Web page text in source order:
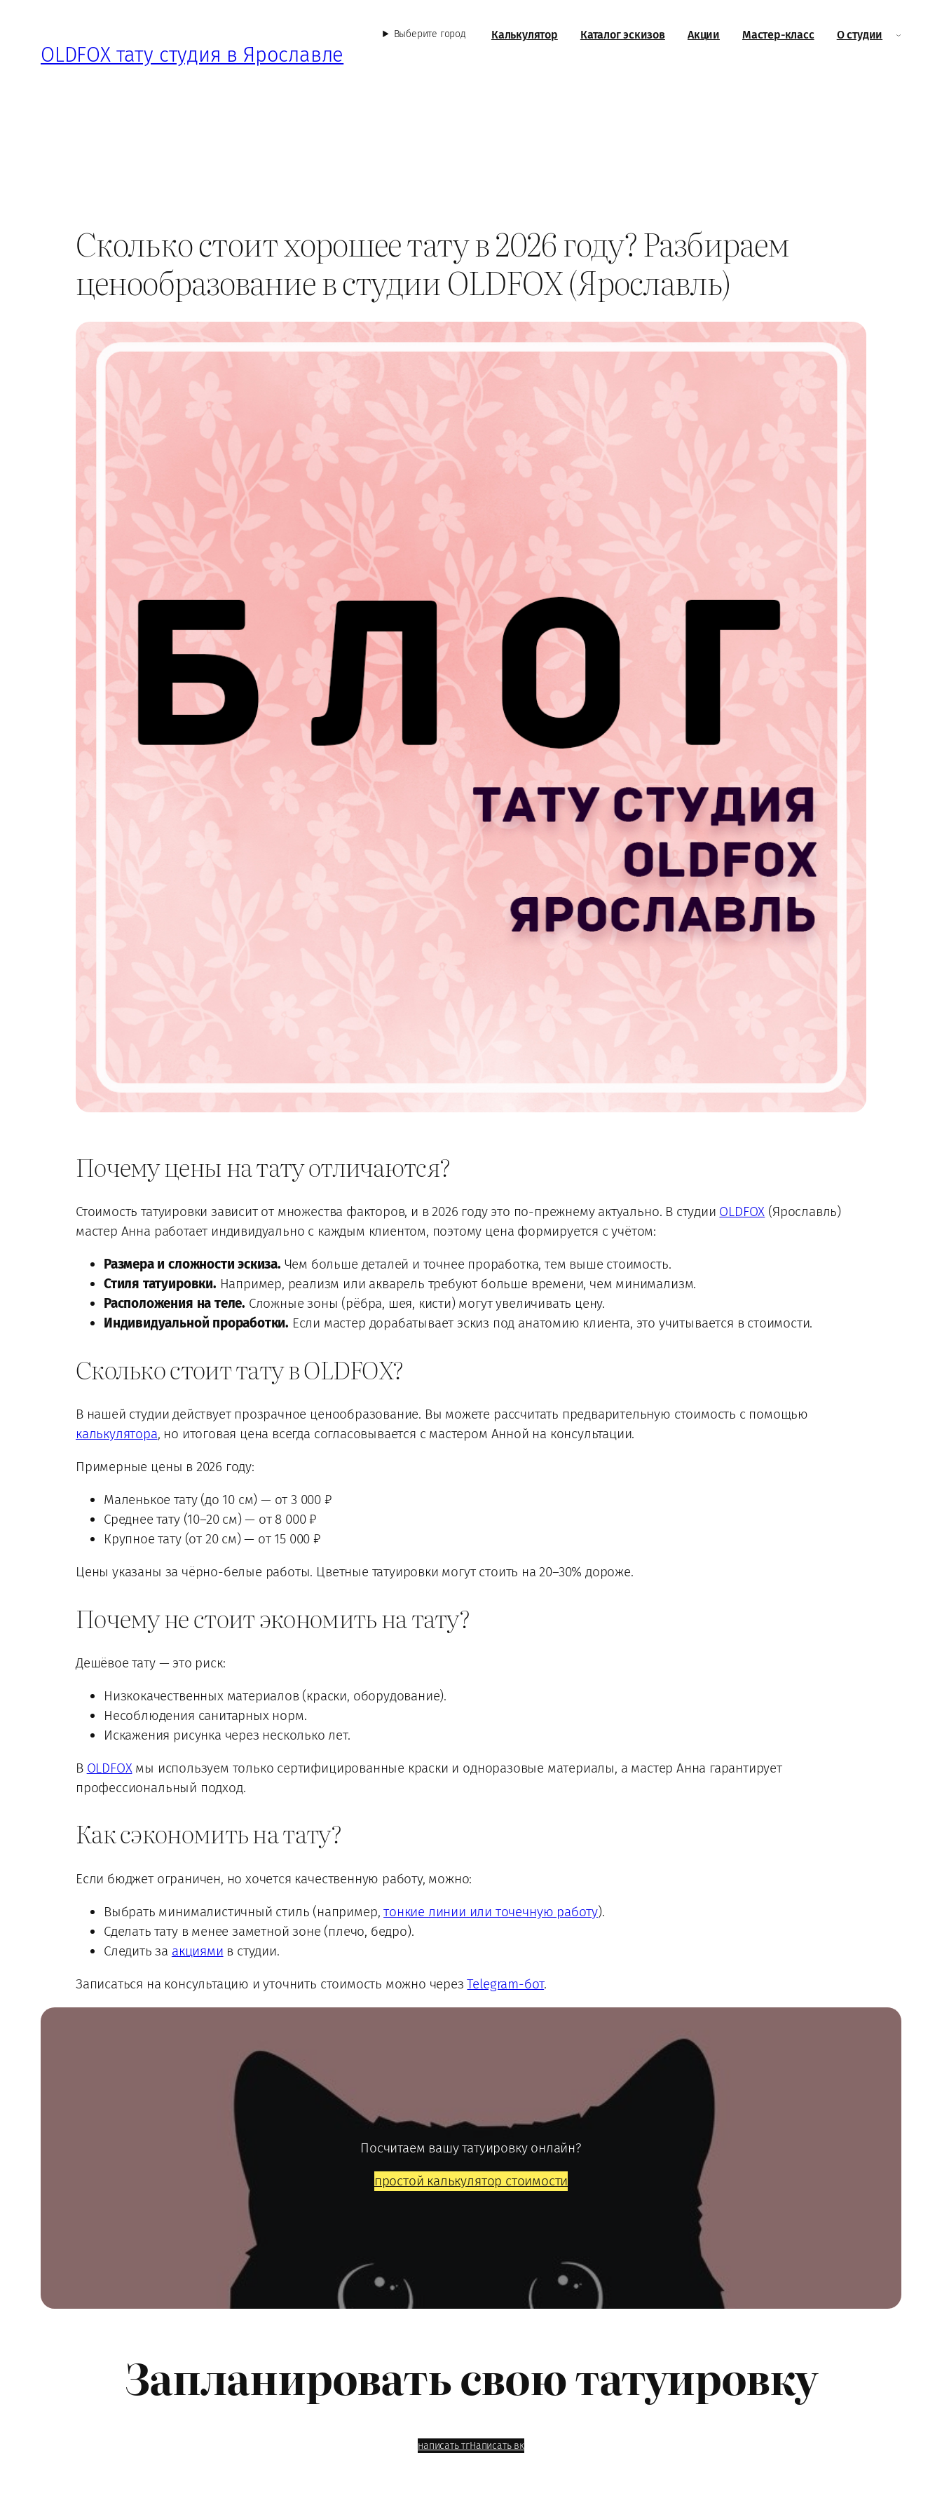
содержимому
OLDFOX тату студия в Ярославле
Выберите город Калькулятор Каталог эскизов Акции Мастер-класс О студии
Сколько стоит хорошее тату в 2026 году? Разбираем
ценообразование в студии OLDFOX (Ярославль)
Почему цены на тату отличаются?
Стоимость татуировки зависит от множества факторов, и в 2026 году это по-прежнему актуально. В студии OLDFOX (Ярославль)
мастер Анна работает индивидуально с каждым клиентом, поэтому цена формируется с учётом:
Размера и сложности эскиза. Чем больше деталей и точнее проработка, тем выше стоимость.
Стиля татуировки. Например, реализм или акварель требуют больше времени, чем минимализм.
Расположения на теле. Сложные зоны (рёбра, шея, кисти) могут увеличивать цену.
Индивидуальной проработки. Если мастер дорабатывает эскиз под анатомию клиента, это учитывается в стоимости.
Сколько стоит тату в OLDFOX?
В нашей студии действует прозрачное ценообразование. Вы можете рассчитать предварительную стоимость с помощью
калькулятора, но итоговая цена всегда согласовывается с мастером Анной на консультации.
Примерные цены в 2026 году:
Маленькое тату (до 10 см) — от 3 000 ₽
Среднее тату (10–20 см) — от 8 000 ₽
Крупное тату (от 20 см) — от 15 000 ₽
Цены указаны за чёрно-белые работы. Цветные татуировки могут стоить на 20–30% дороже.
Почему не стоит экономить на тату?
Дешёвое тату — это риск:
Низкокачественных материалов (краски, оборудование).
Несоблюдения санитарных норм.
Искажения рисунка через несколько лет.
В OLDFOXмы используем только сертифицированные краски и одноразовые материалы, а мастер Анна гарантирует
профессиональный подход.
Как сэкономить на тату?
Если бюджет ограничен, но хочется качественную работу, можно:
Выбрать минималистичный стиль (например,тонкие линии или точечную работу).
Сделать тату в менее заметной зоне (плечо, бедро).
Следить за акциями в студии.
Записаться на консультацию и уточнить стоимость можно черезTelegram-бот.
Посчитаем вашу татуировку онлайн?
простой калькулятор стоимости
Запланировать свою татуировку
написать тгНаписать вк